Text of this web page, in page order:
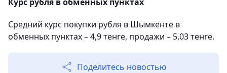
Средний курс покупки рубля в Шымкенте в
обменных пунктах – 4,9 тенге, продажи – 5,03 тенге.
Поделитесь новостью